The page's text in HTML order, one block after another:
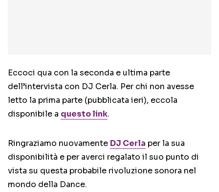
Eccoci qua con la seconda e ultima parte
dell’intervista con DJ Cerla. Per chi non avesse
letto la prima parte (pubblicata ieri), eccola
disponibile a questo link.
Ringraziamo nuovamente DJ Cerla per la sua
disponibilità e per averci regalato il suo punto di
vista su questa probabile rivoluzione sonora nel
mondo della Dance.